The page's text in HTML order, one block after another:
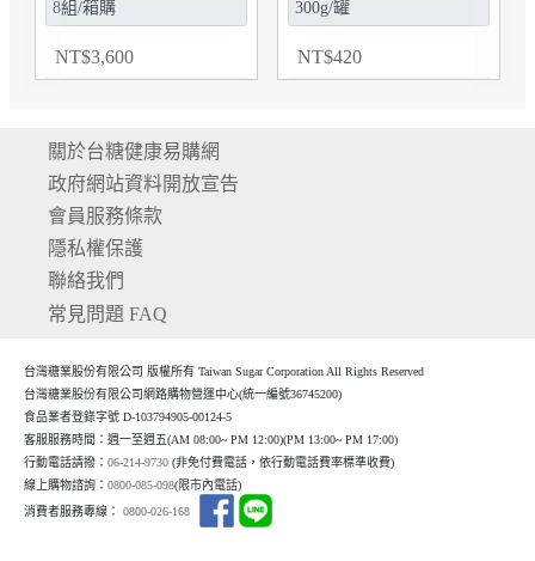
NT$3,600 NT$420
關於台糖健康易購網
政府網站資料開放宣告
會員服務條款
隱私權保護
聯絡我們
常見問題 FAQ
台灣糖業股份有限公司 版權所有 Taiwan Sugar Corporation All Rights Reserved
台灣糖業股份有限公司網路購物營運中心(統一編號36745200)
食品業者登錄字號 D-103794905-00124-5
客服服務時間：週一至週五(AM 08:00~ PM 12:00)(PM 13:00~ PM 17:00)
行動電話請撥：06-214-9730 (非免付費電話，依行動電話費率標準收費)
線上購物諮詢：0800-085-098(限市內電話)
消費者服務專線：0800-026-168